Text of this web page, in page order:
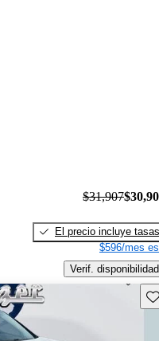
$31,907
El precio incluye tasas
$596/mes
Verif. disponibilidad